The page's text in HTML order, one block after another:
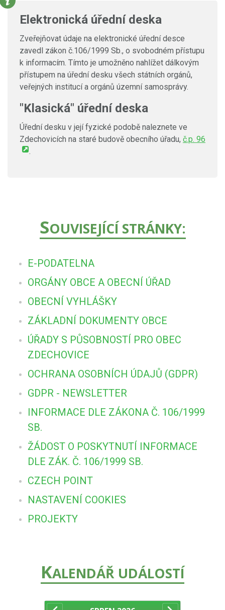
Elektronická úřední deska
Zveřejňovat údaje na elektronické úřední desce
zavedl zákon č.106/1999 Sb., o svobodném přístupu
k informacím. Tímto je umožněno nahlížet dálkovým
přístupem na úřední desku všech státních orgánů,
veřejných institucí a orgánů územní samosprávy.
"Klasická" úřední deska
Úřední desku v její fyzické podobě naleznete ve
Zdechovicích na staré budově obecního úřadu, č.p. 96
.
SOUVISEJÍCÍ STRÁNKY:
E-PODATELNA
ORGÁNY OBCE A OBECNÍ ÚŘAD
OBECNÍ VYHLÁŠKY
ZÁKLADNÍ DOKUMENTY OBCE
ÚŘADY S PŮSOBNOSTÍ PRO OBEC
ZDECHOVICE
OCHRANA OSOBNÍCH ÚDAJŮ (GDPR)
GDPR - NEWSLETTER
INFORMACE DLE ZÁKONA Č. 106/1999
SB.
ŽÁDOST O POSKYTNUTÍ INFORMACE
DLE ZÁK. Č. 106/1999 SB.
CZECH POINT
NASTAVENÍ COOKIES
PROJEKTY
KALENDÁŘ UDÁLOSTÍ